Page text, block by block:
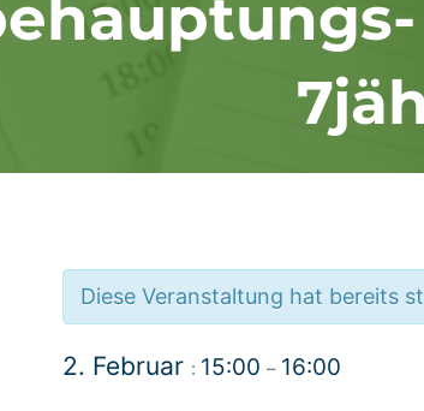
Diese Veranstaltung hat bereits
2. Februar : 15:00 – 16:00